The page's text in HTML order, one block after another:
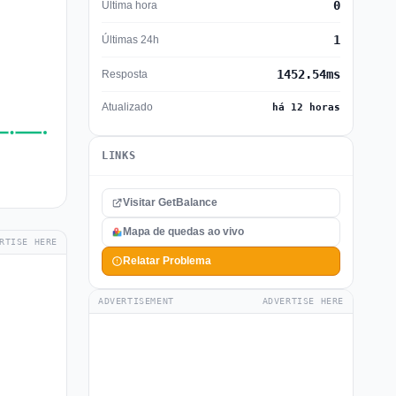
HERE
Última hora 0
Últimas 24h 1
Resposta 1452.54ms
Atualizado há 12 horas
LINKS
Visitar GetBalance
Mapa de quedas ao vivo
Relatar Problema
ADVERTISEMENT ADVERTISE HERE